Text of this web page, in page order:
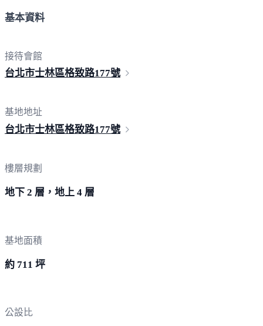
基本資料
接待會館
台北市士林區格致路177號
基地地址
台北市士林區格致路177號
樓層規劃
地下 2 層，地上 4 層
基地面積
約 711 坪
公設比